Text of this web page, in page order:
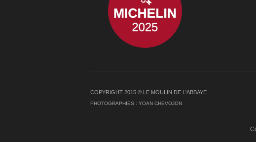
COPYRIGHT 2015 © LE MOULIN DE L'ABBAYE
PHOTOGRAPHIES : YOAN CHEVOJON